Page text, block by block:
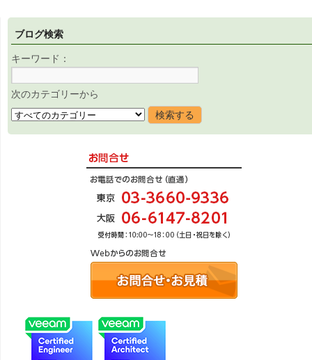
ブログ検索
キーワード：
次のカテゴリーから